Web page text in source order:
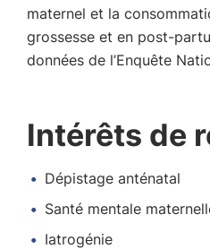
maternel et la
grossesse et en post-
données de l’Enquête
Intérêts de
Dépistage anténatal
Santé mentale
Iatrogénie